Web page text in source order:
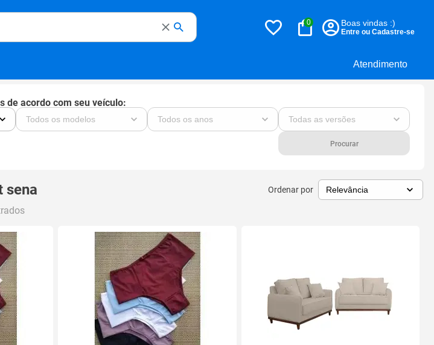
Atendimento
0 Boas vindas :)
Entre ou Cadastre-se
de acordo com seu veículo:
Procurar
sena Ordenar por